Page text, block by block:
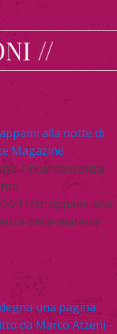
//
alla notte di
Magazine
l’incandescenza
11/strappami-alla-
della-materia-
una pagina
da Marco Atzeni -